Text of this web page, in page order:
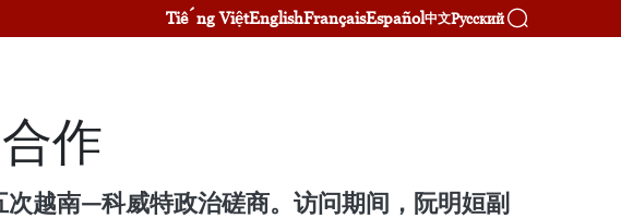
Tiếng ViệtEnglishFrançaisEspañol中文Русский
作
越南—科威特政治磋商。访问期间，阮明姮副